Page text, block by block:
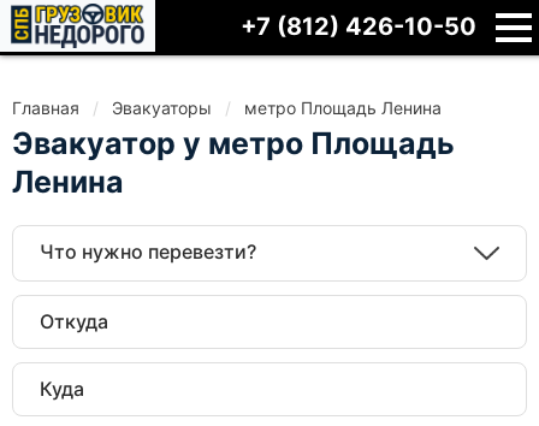
+7 (812) 426-10-50
Главная Эвакуаторы метро Площадь Ленина
Эвакуатор у метро Площадь
Ленина
Что нужно перевезти?